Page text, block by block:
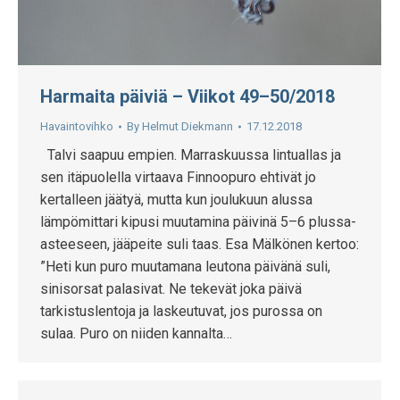
Harmaita päiviä – Viikot 49–50/2018
Havaintovihko By Helmut Diekmann 17.12.2018
Talvi saapuu empien. Marraskuussa lintuallas ja
sen itäpuolella virtaava Finnoopuro ehtivät jo
kertalleen jäätyä, mutta kun joulukuun alussa
lämpömittari kipusi muutamina päivinä 5–6 plussa-
asteeseen, jääpeite suli taas. Esa Mälkönen kertoo:
”Heti kun puro muutamana leutona päivänä suli,
sinisorsat palasivat. Ne tekevät joka päivä
tarkistuslentoja ja laskeutuvat, jos purossa on
sulaa. Puro on niiden kannalta…